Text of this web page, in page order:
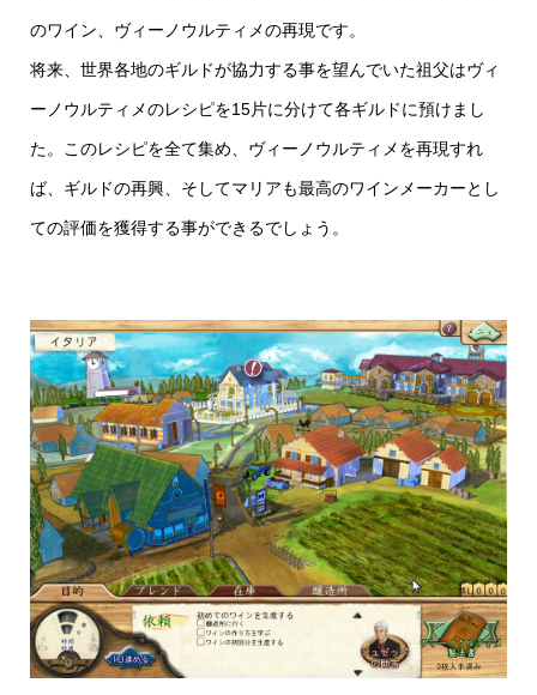
のワイン、ヴィーノウルティメの再現です。
将来、世界各地のギルドが協力する事を望んでいた祖父はヴィ
ーノウルティメのレシピを15片に分けて各ギルドに預けまし
た。このレシピを全て集め、ヴィーノウルティメを再現すれ
ば、ギルドの再興、そしてマリアも最高のワインメーカーとし
ての評価を獲得する事ができるでしょう。